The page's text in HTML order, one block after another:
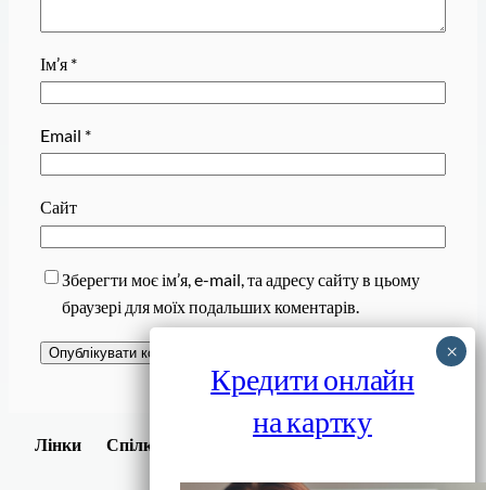
Ім’я *
Email *
Сайт
Зберегти моє ім’я, e-mail, та адресу сайту в цьому
браузері для моїх подальших коментарів.
Лінки Спілки
Завантажити
Кредити онлайн
на картку